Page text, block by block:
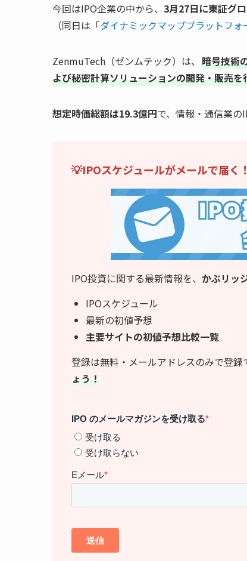
今回はIPO企業の中から、 3月27日に東証グ
（同日は「ダイナミックマッププラットフォ
ZenmuTech（ゼンムテック）は、 暗号技術
よび秘密計算ソリューションの開発・販売を
想定時価総額は19.3億円で、情報・通信業の
💡IPOスケジュールがメールで届く！
IPO投資に関する最新情報を、 かぶリッ
IPOスケジュール
最新の初値予想
主要サイトの初値予想比較一覧
登録は無料・メールアドレスのみで登録
ょう！